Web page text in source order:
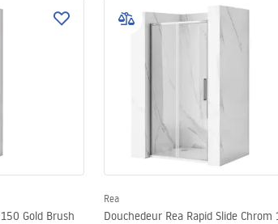
Gold Brush
Rea
Douchedeur Rea Rapid Slide Chrom